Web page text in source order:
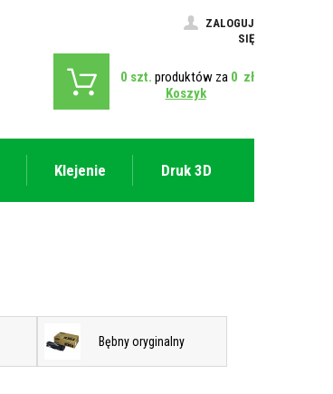
ZALOGUJ
SIĘ
0 szt. produktów za 0 zł
Koszyk
Klejenie Druk 3D
Bębny oryginalny